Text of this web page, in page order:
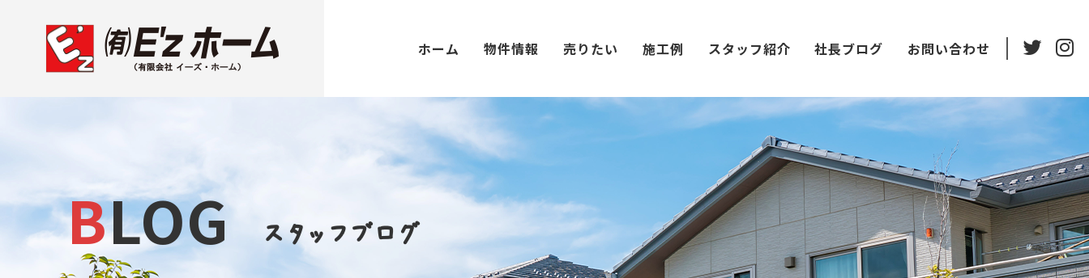
ホーム 物件情報 売りたい 施工例 スタッフ紹介 社長ブログ お問い合わせ
BLOG スタッフブログ